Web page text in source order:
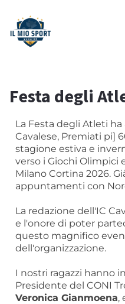
Festa degli
La Festa degli Atleti
Cavalese, Premiati pi]
stagione estiva e
verso i Giochi Olimpici
Milano Cortina 2026.
appuntamenti con
La redazione dell'IC
e l'onore di poter
questo magnifico
dell'organizzazione.
I nostri ragazzi hanno
Presidente del CONI
Veronica Gianmoena,